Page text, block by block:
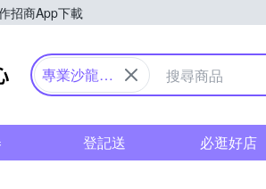
招商App下載
Yahoo購物中心
專業沙龍美
登記送 必逛好店